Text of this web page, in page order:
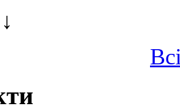
↓